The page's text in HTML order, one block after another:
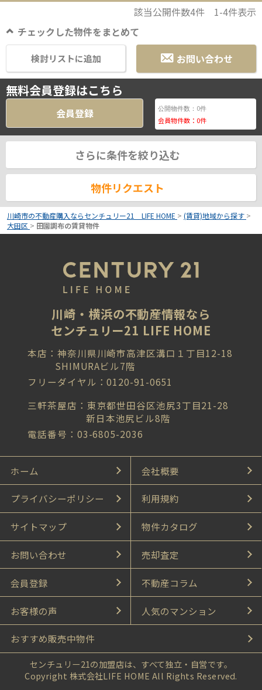
該当公開件数4件 1-4件表示
チェックした物件をまとめて
お問い合わせ
検討リストに追加
無料会員登録はこちら
会員登録 公開物件数： 0件
会員物件数： 0件
さらに条件を絞り込む
物件リクエスト
川崎市の不動産購入ならセンチュリー21 LIFE HOME > (賃貸)地域から探す >
大田区 > 田園調布の賃貸物件
川崎・横浜の不動産情報なら
センチュリー21 LIFE HOME
本店：神奈川県川崎市高津区溝口１丁目12-18
SHIMURAビル7階
フリーダイヤル：0120-91-0651
三軒茶屋店：東京都世田谷区池尻3丁目21-28
新日本池尻ビル8階
電話番号：03-6805-2036
ホーム 会社概要
プライバシーポリシー 利用規約
サイトマップ 物件カタログ
お問い合わせ 売却査定
会員登録 不動産コラム
お客様の声 人気のマンション
おすすめ販売中物件
センチュリー21の加盟店は、すべて独立・自営です。
Copyright 株式会社LIFE HOME All Rights Reserved.